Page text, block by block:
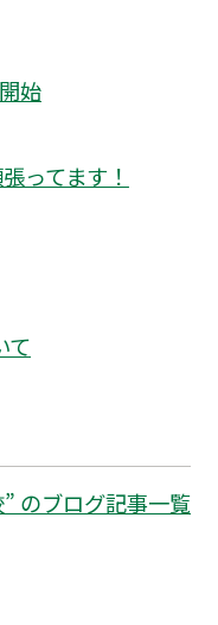
始
ってます！
て
のブログ記事一覧